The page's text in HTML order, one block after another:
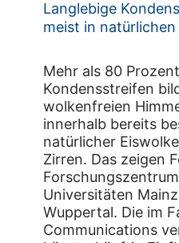
Langlebige
meist in natürlichen
Mehr als 80
Kondensstreifen
wolkenfreien
innerhalb bereits
natürlicher
Zirren. Das zeigen
Universitäten
Wuppertal. Die im
Communications